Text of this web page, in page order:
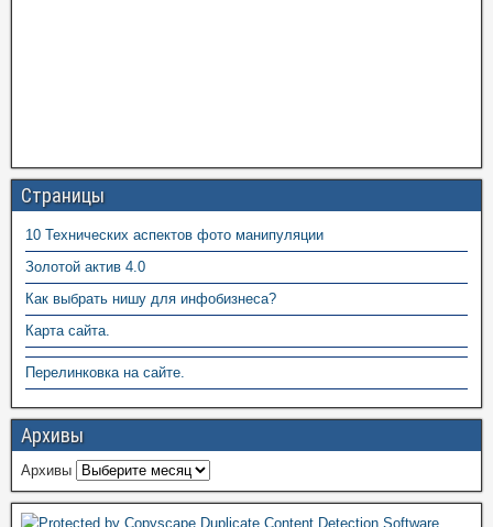
Страницы
10 Технических аспектов фото манипуляции
Золотой актив 4.0
Как выбрать нишу для инфобизнеса?
Карта сайта.
Перелинковка на сайте.
Архивы
Архивы